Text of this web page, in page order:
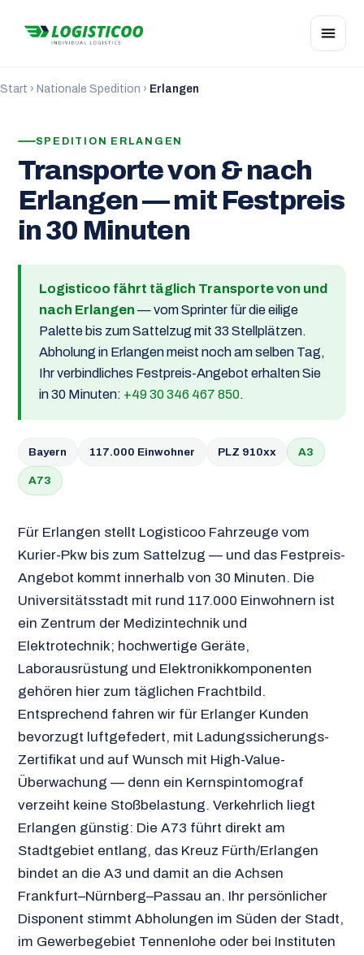
Start › Nationale Spedition › Erlangen
SPEDITION ERLANGEN
Transporte von & nach
Erlangen — mit Festpreis
in 30 Minuten
Logisticoo fährt täglich Transporte von und
nach Erlangen — vom Sprinter für die eilige
Palette bis zum Sattelzug mit 33 Stellplätzen.
Abholung in Erlangen meist noch am selben Tag,
Ihr verbindliches Festpreis-Angebot erhalten Sie
in 30 Minuten: +49 30 346 467 850.
Bayern 117.000 Einwohner PLZ 910xx A3
A73
Für Erlangen stellt Logisticoo Fahrzeuge vom
Kurier-Pkw bis zum Sattelzug — und das Festpreis-
Angebot kommt innerhalb von 30 Minuten. Die
Universitätsstadt mit rund 117.000 Einwohnern ist
ein Zentrum der Medizintechnik und
Elektrotechnik; hochwertige Geräte,
Laborausrüstung und Elektronikkomponenten
gehören hier zum täglichen Frachtbild.
Entsprechend fahren wir für Erlanger Kunden
bevorzugt luftgefedert, mit Ladungssicherungs-
Zertifikat und auf Wunsch mit High-Value-
Überwachung — denn ein Kernspintomograf
verzeiht keine Stoßbelastung. Verkehrlich liegt
Erlangen günstig: Die A73 führt direkt am
Stadtgebiet entlang, das Kreuz Fürth/Erlangen
bindet an die A3 und damit an die Achsen
Frankfurt–Nürnberg–Passau an. Ihr persönlicher
Disponent stimmt Abholungen im Süden der Stadt,
im Gewerbegebiet Tennenlohe oder bei Instituten